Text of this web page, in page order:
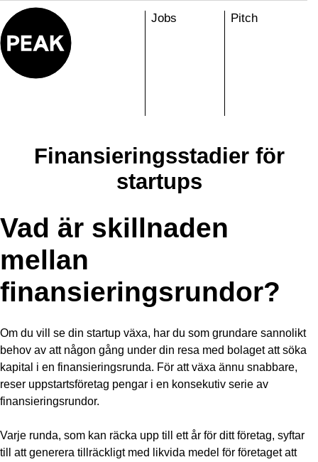
to
content
Jobs Pitch
Finansieringsstadier för
startups
Vad är skillnaden
mellan
finansieringsrundor?
Om du vill se din startup växa, har du som grundare sannolikt
behov av att någon gång under din resa med bolaget att söka
kapital i en finansieringsrunda. För att växa ännu snabbare,
reser uppstartsföretag pengar i en konsekutiv serie av
finansieringsrundor.
Varje runda, som kan räcka upp till ett år för ditt företag, syftar
till att generera tillräckligt med likvida medel för företaget att